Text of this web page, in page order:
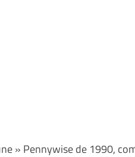
» Pennywise de 1990,